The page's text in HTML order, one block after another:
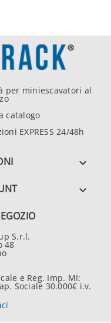
per miniescavatori al
catalogo
EXPRESS 24/48h


S.r.l.
48
e Reg. Imp. MI:
Sociale 30.000€ i.v.